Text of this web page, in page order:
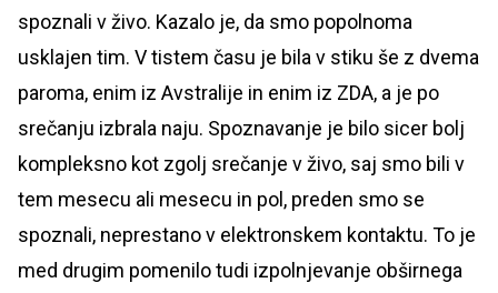
spoznali v živo. Kazalo je, da smo popolnoma
usklajen tim. V tistem času je bila v stiku še z dvema
paroma, enim iz Avstralije in enim iz ZDA, a je po
srečanju izbrala naju. Spoznavanje je bilo sicer bolj
kompleksno kot zgolj srečanje v živo, saj smo bili v
tem mesecu ali mesecu in pol, preden smo se
spoznali, neprestano v elektronskem kontaktu. To je
med drugim pomenilo tudi izpolnjevanje obširnega